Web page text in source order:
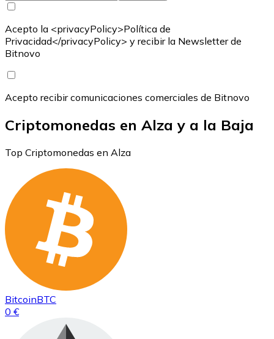
Acepto la <privacyPolicy>Política de
Privacidad</privacyPolicy> y recibir la Newsletter de
Bitnovo
Acepto recibir comunicaciones comerciales de Bitnovo
Criptomonedas en Alza y a la Baja
Top Criptomonedas en Alza
BitcoinBTC
0 €